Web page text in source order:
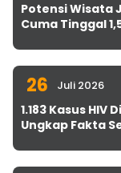
Potensi Wisata
Cuma Tinggal
26 Juli 2026
1.183 Kasus
Ungkap Fakta